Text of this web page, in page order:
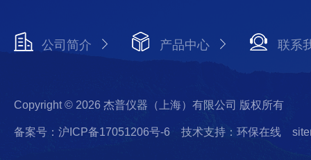
公司简介 产品中心 联系
Copyright © 2026 杰普仪器（上海）有限公司 版权所有
备案号：沪ICP备17051206号-6 技术支持：环保在线